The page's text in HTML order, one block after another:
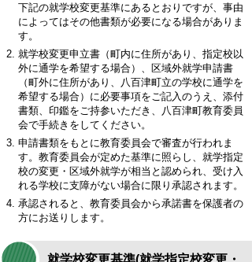
下記の就学校変更基準にあるとおりですが、事由
によってはその他書類が必要になる場合がありま
す。
就学校変更申立書（町内に住所があり、指定校以
外に通学を希望する場合）、区域外就学申請書
（町外に住所があり、八百津町立の学校に通学を
希望する場合）に必要事項をご記入のうえ、添付
書類、印鑑をご持参いただき、八百津町教育委員
会で手続きをしてください。
申請書類をもとに教育委員会で審査が行われま
す。教育委員会が定めた基準に照らし、就学指定
校の変更・区域外就学が相当と認められ、受け入
れる学校に支障がない場合に限り承認されます。
承認されると、教育委員会から承諾書を保護者の
方にお送りします。
就学校変更基準(就学指定校変更・